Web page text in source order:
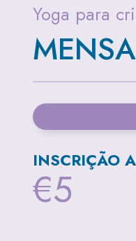
Yoga para
INSCRIÇÃO
€5